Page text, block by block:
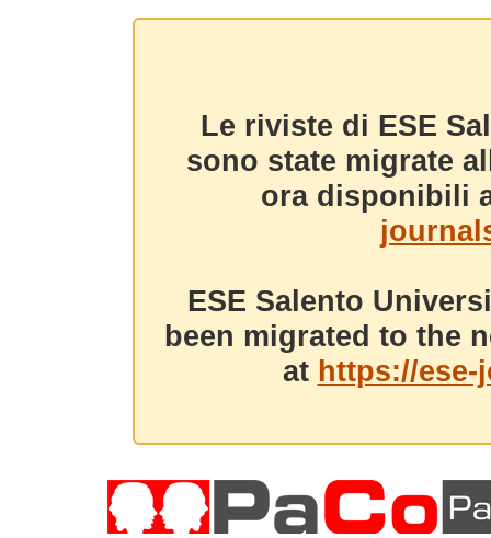
Le riviste di ESE
sono state migrate
ora disponibili
ESE Salento
been migrated to the
at https://